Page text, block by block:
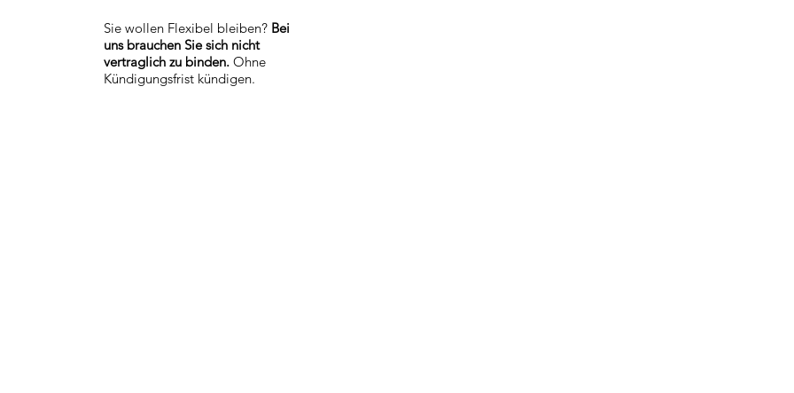
Sie wollen Flexibel bleiben? Bei
uns brauchen Sie sich nicht
vertraglich zu binden. Ohne
Kündigungsfrist kündigen.